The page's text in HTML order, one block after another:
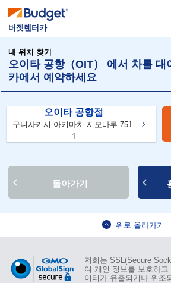
버젯렌터카
내 위치 찾기
오이타 공항（OIT） 에서 차를 대
카에서 예약하세요
오이타 공항점
구니사키시 아키마치 시모바루 751-
1
돌아가기
위로 올라가기
저희는 SSL(Secure
여 개인 정보를 보호하
이터가 유출되거나 위조